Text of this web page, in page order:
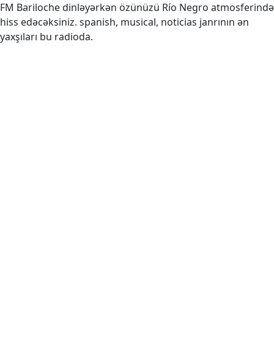
FM Bariloche dinləyərkən özünüzü Río Negro atmosferində
hiss edəcəksiniz. spanish, musical, noticias janrının ən
yaxşıları bu radioda.